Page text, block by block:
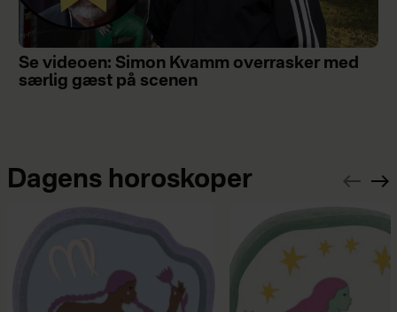
Se videoen: Simon Kvamm overrasker med
særlig gæst på scenen
Dagens horoskoper